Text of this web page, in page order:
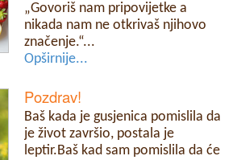
„Govoriš nam pripovijetke a
nikada nam ne otkrivaš njihovo
značenje.“...
Opširnije...
Pozdrav!
Baš kada je gusjenica pomislila da
je život završio, postala je
leptir.Baš kad sam pomislila da će